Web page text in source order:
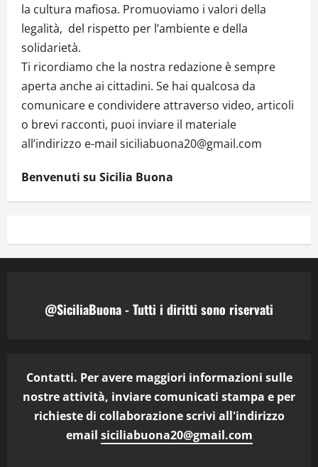
la cultura mafiosa. Promuoviamo i valori della
legalità, del rispetto per l’ambiente e della
solidarietà.
Ti ricordiamo che la nostra redazione è sempre
aperta anche ai cittadini. Se hai qualcosa da
comunicare e condividere attraverso video, articoli
o brevi racconti, puoi inviare il materiale
all’indirizzo e-mail siciliabuona20@gmail.com
Benvenuti su Sicilia Buona
@SiciliaBuona - Tutti i diritti sono riservati
Contatti. Per avere maggiori informazioni sulle
nostre attività, inviare comunicati stampa e per
richieste di collaborazione scrivi all'indirizzo
email siciliabuona20@gmail.com